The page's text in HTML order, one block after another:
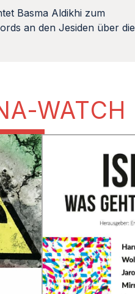
Basma Aldikhi zum
an den Jesiden über die
WATCH